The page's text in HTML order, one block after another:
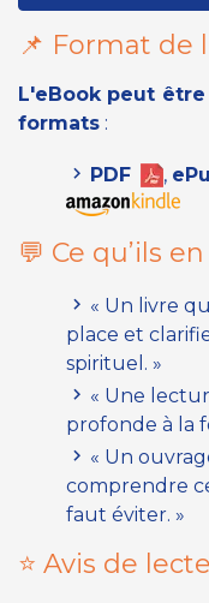
📌 Format de
L'eBook peut
formats :
PDF ,
💬 Ce qu’ils
« Un livre
place et
spirituel. »
« Une
profonde à la
« Un
comprendre
faut éviter. »
⭐ Avis de